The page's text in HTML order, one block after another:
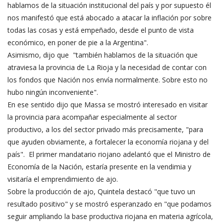
hablamos de la situación institucional del país y por supuesto él
nos manifestó que está abocado a atacar la inflación por sobre
todas las cosas y está empeñado, desde el punto de vista
económico, en poner de pie a la Argentina".
Asimismo, dijo que "también hablamos de la situación que
atraviesa la provincia de La Rioja y la necesidad de contar con
los fondos que Nación nos envía normalmente. Sobre esto no
hubo ningún inconveniente".
En ese sentido dijo que Massa se mostró interesado en visitar
la provincia para acompañar especialmente al sector
productivo, a los del sector privado más precisamente, "para
que ayuden obviamente, a fortalecer la economía riojana y del
país". El primer mandatario riojano adelantó que el Ministro de
Economía de la Nación, estaría presente en la vendimia y
visitaría el emprendimiento de ajo.
Sobre la producción de ajo, Quintela destacó "que tuvo un
resultado positivo" y se mostró esperanzado en "que podamos
seguir ampliando la base productiva riojana en materia agrícola,